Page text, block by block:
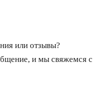
или отзывы?
и мы свяжемся с